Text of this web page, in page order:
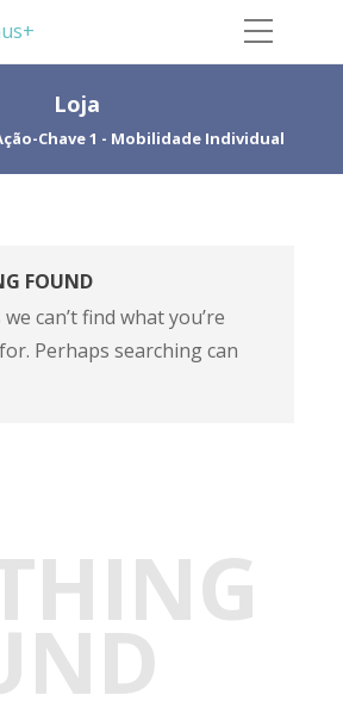
Loja
Chave 1 - Mobilidade Individual
FOUND
can’t find what you’re
Perhaps searching can